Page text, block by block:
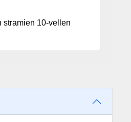
stramien 10-vellen